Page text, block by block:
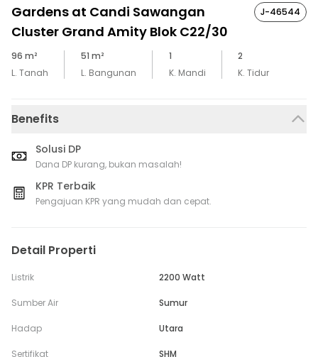
Gardens at Candi Sawangan
Cluster Grand Amity Blok C22/30
J-46544
96 m²
L. Tanah
51 m²
L. Bangunan
1
K. Mandi
2
K. Tidur
Benefits
Solusi DP
Dana DP kurang, bukan masalah!
KPR Terbaik
Pengajuan KPR yang mudah dan cepat.
Detail Properti
Listrik 2200 Watt
Sumber Air Sumur
Hadap Utara
Sertifikat SHM